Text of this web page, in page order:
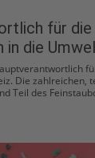
für
die
Die zahlreichen,
Teil des